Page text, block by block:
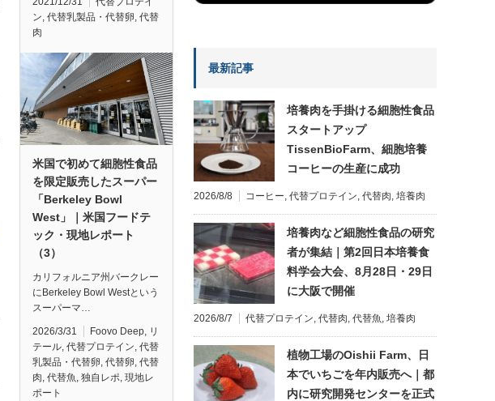
ン, 代替乳製品・代替卵, 代替
肉
米国で初めて細胞性食品
を限定販売したスーパー
「Berkeley Bowl
West」｜米国フードテ
ック・現地レポート
（3）
カリフォルニア州バークレー
にBerkeley Bowl Westという
スーパーマ…
2026/3/31 Foovo Deep, リ
テール, 代替プロテイン, 代替
乳製品・代替卵, 代替卵, 代替
肉, 代替魚, 独自レポ, 現地レ
ポート
最新記事
培養肉を手掛ける細胞性食品
スタートアップ
TissenBioFarm、細胞培養
コーヒーの生産に成功
2026/8/8 コーヒー 代替プロテイン 代替肉 培養肉
培養肉など細胞性食品の研究
者が集結｜第2回日本培養食
料学会大会、8月28日・29日
に大阪で開催
2026/8/7 代替プロテイン 代替肉 代替魚 培養肉
植物工場のOishii Farm、日
本でいちごを年内販売へ｜都
内に研究開発センターを正式